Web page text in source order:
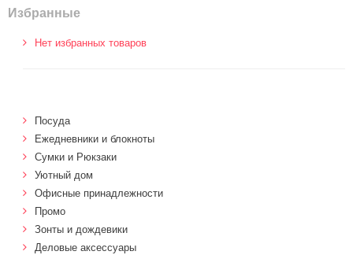
Избранные
Нет избранных товаров
Посуда
Ежедневники и блокноты
Сумки и Рюкзаки
Уютный дом
Офисные принадлежности
Промо
Зонты и дождевики
Деловые аксессуары